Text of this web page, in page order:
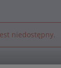
niedostępny.